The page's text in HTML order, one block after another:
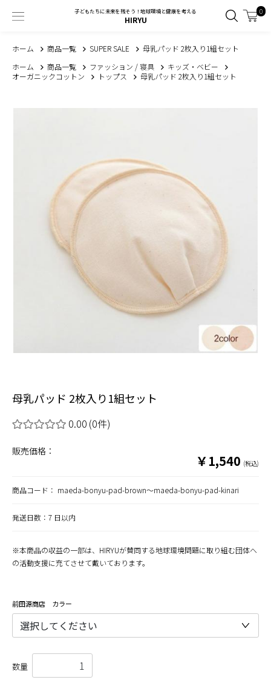
子どもたちに未来を残そう！地球環境と健康を考える
HIRYU
0
ホーム 商品一覧 SUPER SALE
母乳パッド 2枚入り1組セット
ホーム
商品一覧 ファッション / 寝具
キッズ・ベビー
オーガニックコットン
トップス 母乳パッド 2枚入り1組セット
母乳パッド 2枚入り1組セット
0.00 (0件)
販売価格：
￥1,540 (税込)
商品コード： maeda-bonyu-pad-brown～maeda-bonyu-pad-kinari
発送日数：7 日以内
※本商品の収益の一部は、HIRYUが賛同する地球環境問題に取り組む団体へ
の活動支援に充てさせて戴いております。
前田源商店 カラー
数量